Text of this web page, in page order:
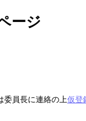
ージ
委員長に連絡の上仮登